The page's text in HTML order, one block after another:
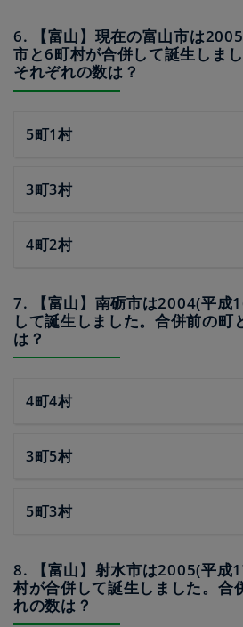
6. 【富山】現在の富山市は
市と6町村が合併して誕生しま
それぞれの数は？
5町1村
3町3村
4町2村
7. 【富山】南砺市は2004(平成
して誕生しました。合併前の町
は？
4町4村
3町5村
5町3村
8. 【富山】射水市は2005(平成
村が合併して誕生しました。合
れの数は？